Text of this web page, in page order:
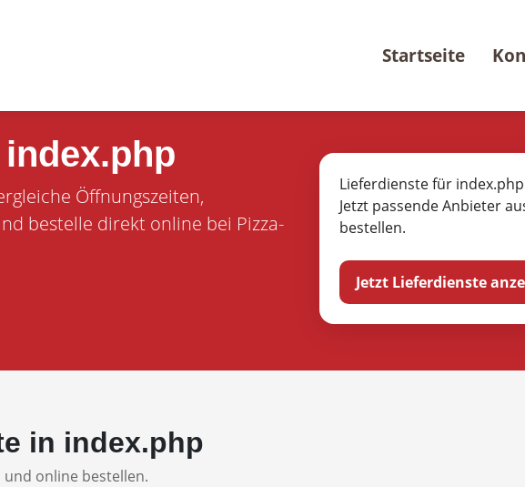
Startseite
index.php
Öffnungszeiten,
bestelle direkt online bei Pizza-
Lieferdienste für index.php
Jetzt passende Anbieter
bestellen.
Jetzt Lieferdienste
in index.php
online bestellen.